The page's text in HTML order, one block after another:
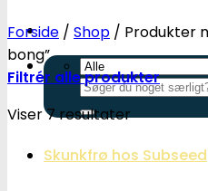
Søg
efter:
Skunkfrø hos Subseed
Forside / Shop / Produkter
bong”
Filtrér alle produkter
Viser 7 resultater